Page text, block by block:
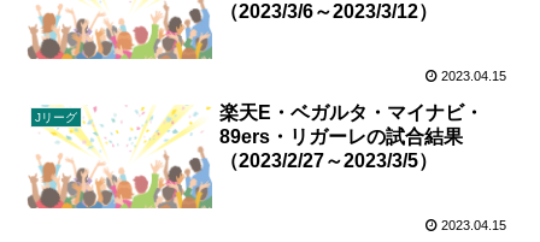
（2023/3/6～2023/3/12）
2023.04.15
Jリーグ
楽天E・ベガルタ・マイナビ・
89ers・リガーレの試合結果
（2023/2/27～2023/3/5）
2023.04.15